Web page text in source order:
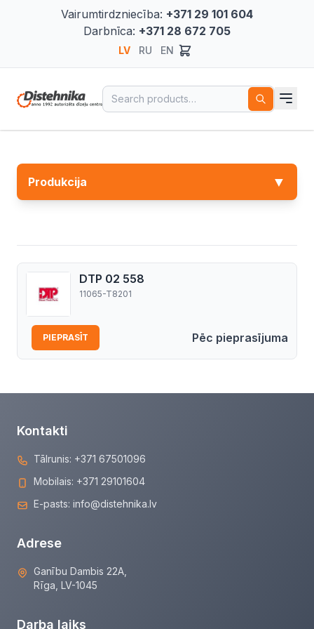
Vairumtirdzniecība: +371 29 101 604
Darbnīca: +371 28 672 705
LV RU EN
Search for:
Produkcija ▼
DTP 02 558
11065-T8201
Pēc pieprasījuma
PIEPRASĪT
Kontakti
Tālrunis: +371 67501096
Mobilais: +371 29101604
E-pasts: info@distehnika.lv
Adrese
Ganību Dambis 22A,
Rīga, LV-1045
Darba laiks